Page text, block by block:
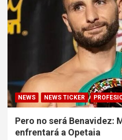
NEWS NEWS TICKER
Pero no será Benavidez:
enfrentará a Opetaia